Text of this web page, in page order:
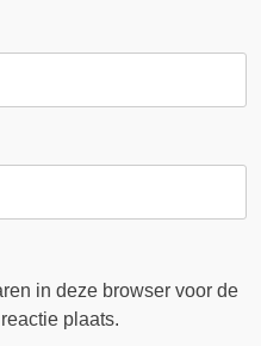
in deze browser voor de
plaats.